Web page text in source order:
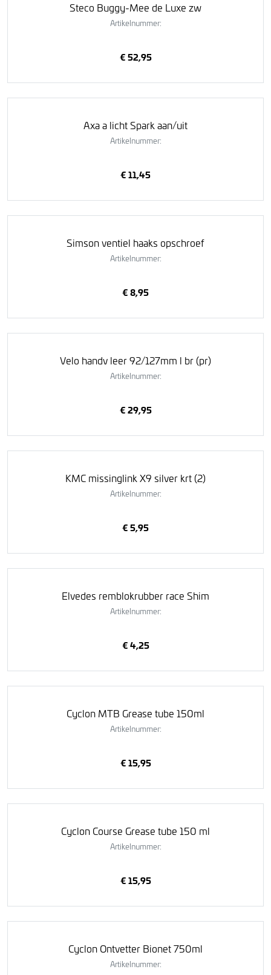
Steco Buggy-Mee de Luxe zw
Artikelnummer:
€ 52,95
Axa a licht Spark aan/uit
Artikelnummer:
€ 11,45
Simson ventiel haaks opschroef
Artikelnummer:
€ 8,95
Velo handv leer 92/127mm l br (pr)
Artikelnummer:
€ 29,95
KMC missinglink X9 silver krt (2)
Artikelnummer:
€ 5,95
Elvedes remblokrubber race Shim
Artikelnummer:
€ 4,25
Cyclon MTB Grease tube 150ml
Artikelnummer:
€ 15,95
Cyclon Course Grease tube 150 ml
Artikelnummer:
€ 15,95
Cyclon Ontvetter Bionet 750ml
Artikelnummer: